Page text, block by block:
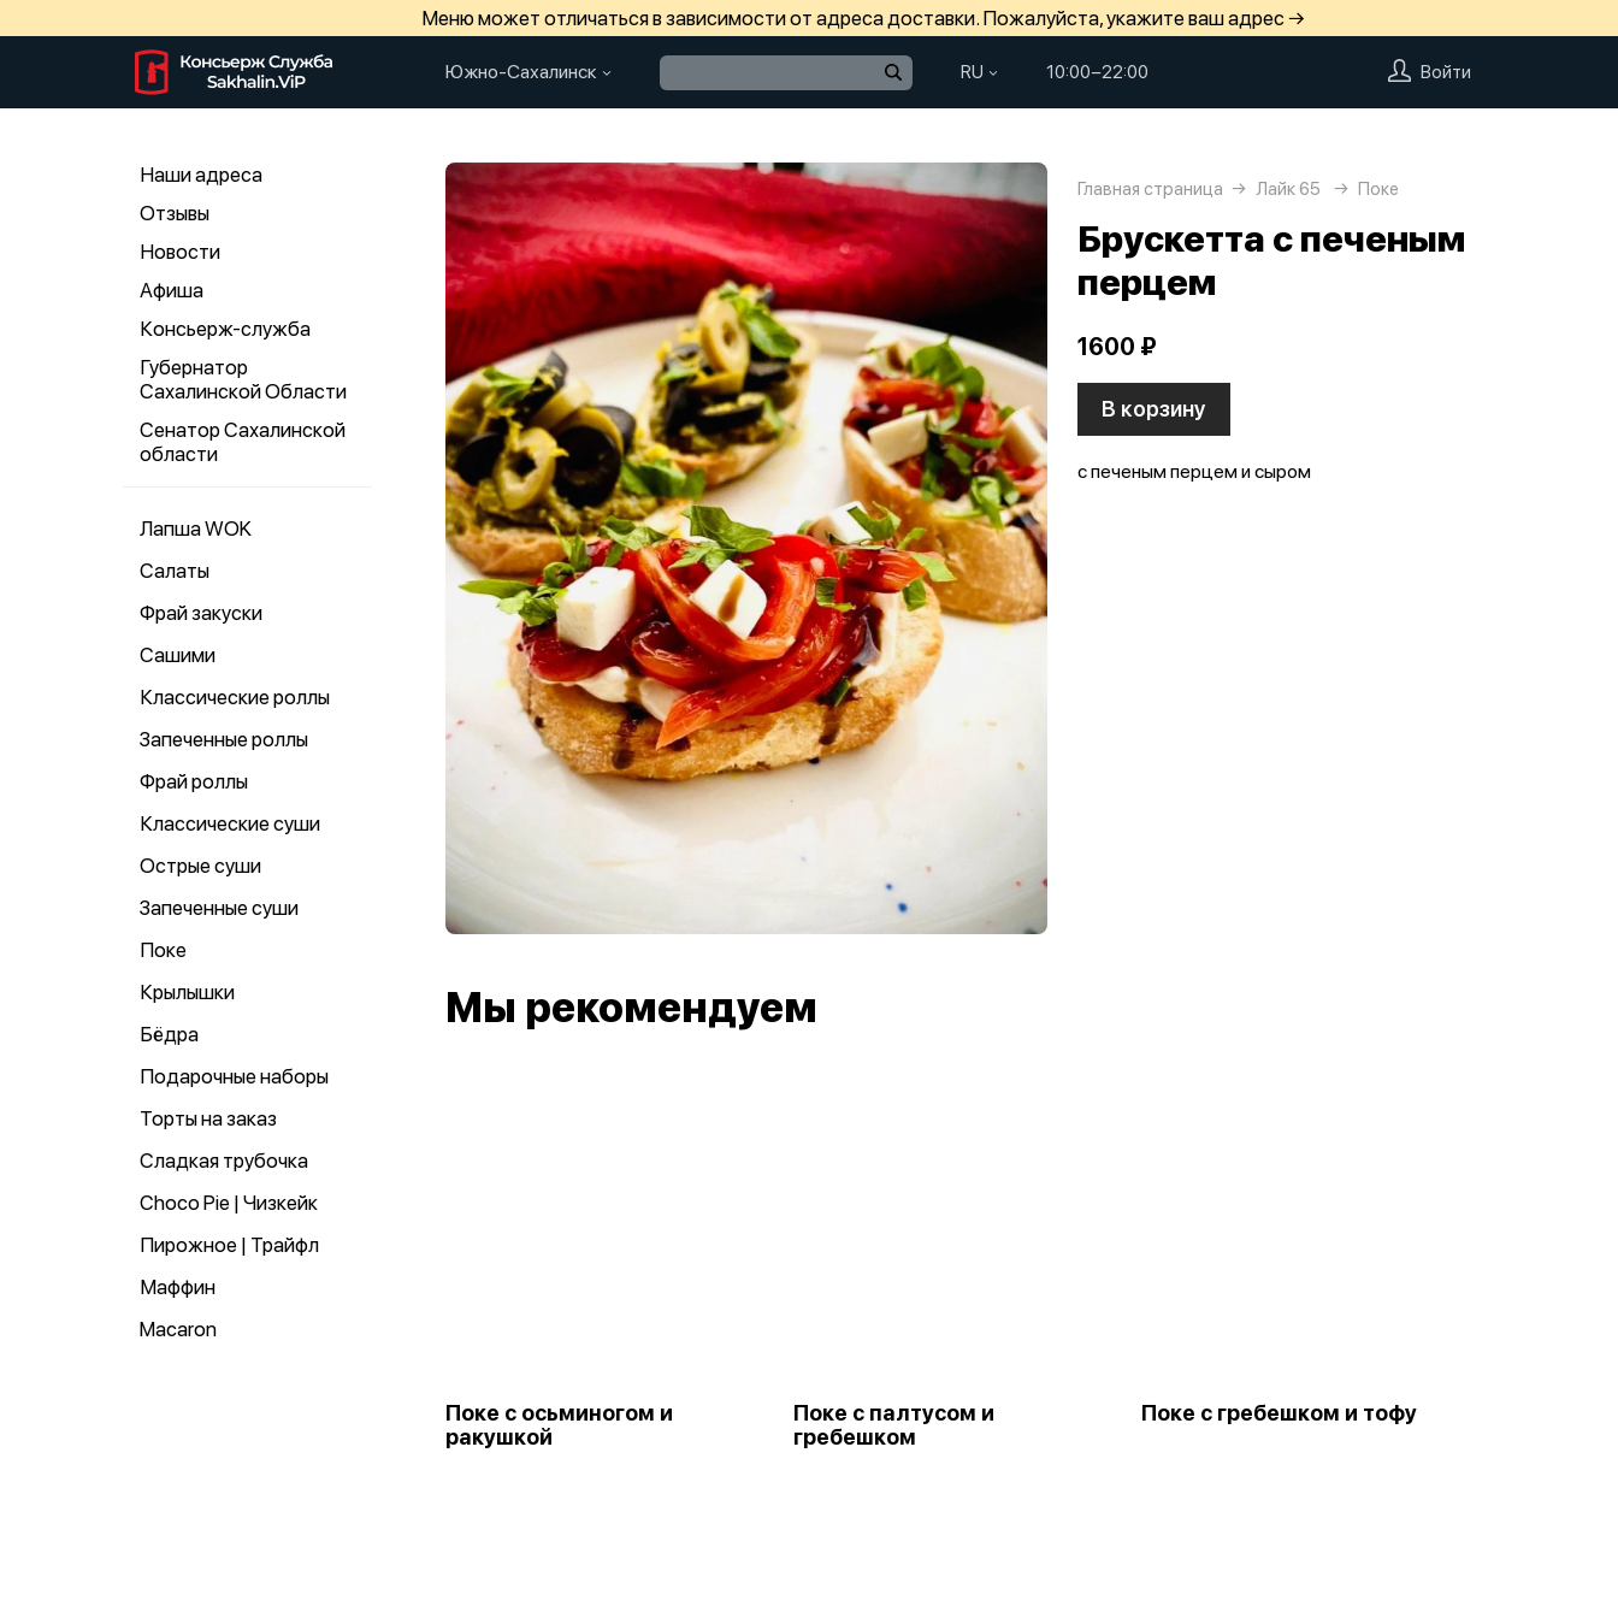
Меню может отличаться в зависимости от адреса доставки. Пожалуйста, укажите ваш адрес →
Южно-Сахалинск RU 10:00−22:00 Войти
Наши адреса
Отзывы
Новости
Афиша
Консьерж-служба
Губернатор
Сахалинской Области
Сенатор Сахалинской
области
Лапша WOK
Салаты
Фрай закуски
Сашими
Классические роллы
Запеченные роллы
Фрай роллы
Классические суши
Острые суши
Запеченные суши
Поке
Крылышки
Бёдра
Подарочные наборы
Торты на заказ
Сладкая трубочка
Choco Pie | Чизкейк
Пирожное | Трайфл
Маффин
Macaron
Главная страница Лайк 65 Поке
Брускетта с печеным
перцем
1600 ₽
В корзину
с печеным перцем и сыром
Мы рекомендуем
Поке с осьминогом и
ракушкой
Поке с палтусом и
гребешком
Поке с гребешком и тофу